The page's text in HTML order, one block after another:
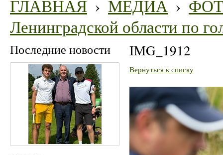
ГЛАВНАЯ › МЕДИА ›
Ленинградской области по
Последние новости IMG_1912
Вернуться к списку